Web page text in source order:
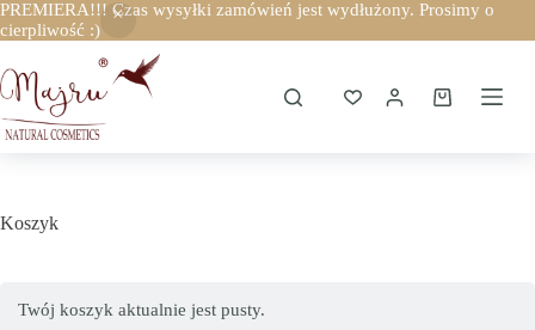
PREMIERA!!! Czas wysyłki zamówień jest wydłużony. Prosimy o
cierpliwość :)
do
treści
Koszyk
Koszyk
Twój koszyk aktualnie jest pusty.